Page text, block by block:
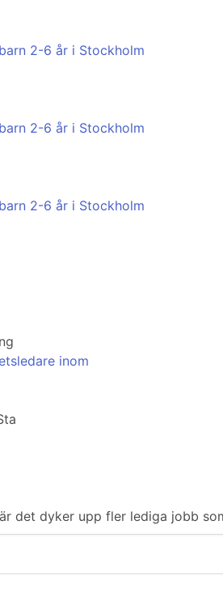
2-6 år i Stockholm
2-6 år i Stockholm
2-6 år i Stockholm
inom
det dyker upp fler lediga jobb